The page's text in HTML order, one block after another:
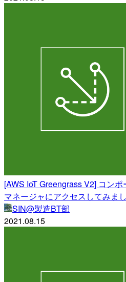
[AWS IoT Greengrass V2] コン
マネージャにアクセスしてみま
SIN@製造BT部
2021.08.15